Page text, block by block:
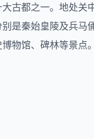
古都之一。地处关
是秦始皇陵及兵马
物馆、碑林等景点